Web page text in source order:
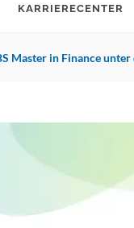
KARRIERECENTER
Master in Finance